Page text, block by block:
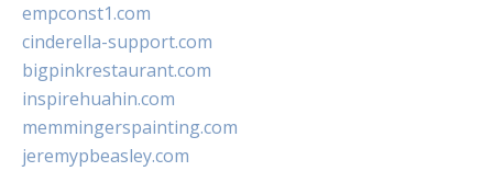
empconst1.com
cinderella-support.com
bigpinkrestaurant.com
inspirehuahin.com
memmingerspainting.com
jeremypbeasley.com